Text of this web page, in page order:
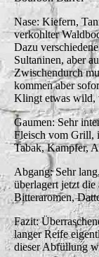
Nase: Kiefern,
verkohlter
Dazu
Sultaninen, aber
Zwischendurch
kommen aber
Klingt etwas wild,
Gaumen: Sehr
Fleisch vom Grill,
Tabak, Kampfer,
Abgang: Sehr
überlagert jetzt
Bitteraromen,
Fazit:
langer Reife
dieser Abfüllung